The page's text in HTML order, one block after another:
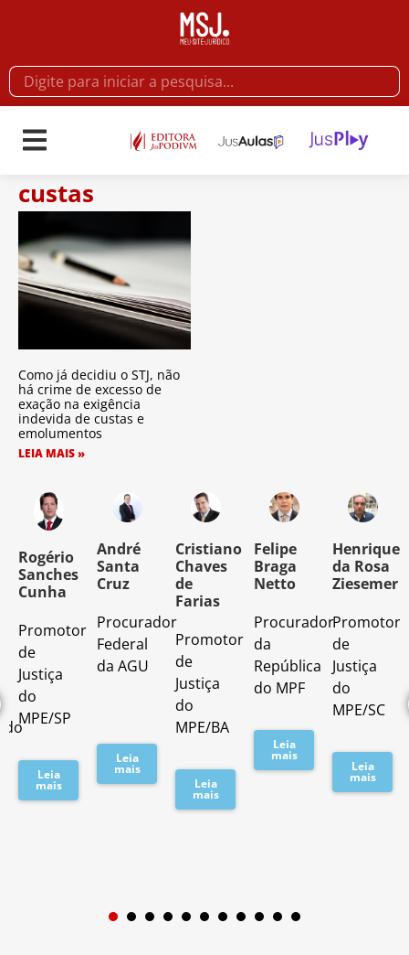
custas
Como já decidiu o STJ, não
há crime de excesso de
exação na exigência
indevida de custas e
emolumentos
LEIA MAIS »
Rogério
Sanches
Cunha
Promotor
de
Justiça
do
MPE/SP
Leia
mais
André
Santa
Cruz
Procurador
Federal
da AGU
Leia
mais
Cristiano
Chaves
de
Farias
Promotor
de
Justiça
do
MPE/BA
Leia
mais
Felipe
Braga
Netto
Procurador
da
República
do MPF
Leia
mais
Henrique
da Rosa
Ziesemer
Promotor
de
Justiça
do
MPE/SC
Leia
mais
1 2 3